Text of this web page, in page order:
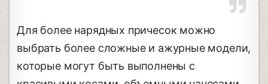
Для более нарядных причесок можно
выбрать более сложные и ажурные модели,
которые могут быть выполнены с